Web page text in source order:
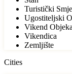
Turistički
Ugostiteljski
Vikend
Vikendica
Zemljište
Cities